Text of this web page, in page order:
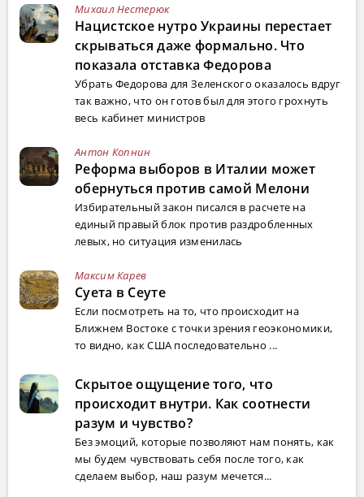
Михаил Нестерюк
Нацистское нутро Украины перестает
скрываться даже формально. Что
показала отставка Федорова
Убрать Федорова для Зеленского оказалось вдруг
так важно, что он готов был для этого грохнуть
весь кабинет министров
Антон Копнин
Реформа выборов в Италии может
обернуться против самой Мелони
Избирательный закон писался в расчете на
единый правый блок против раздробленных
левых, но ситуация изменилась
Максим Карев
Суета в Сеуте
Если посмотреть на то, что происходит на
Ближнем Востоке с точки зрения геоэкономики,
то видно, как США последовательно ...
Скрытое ощущение того, что
происходит внутри. Как соотнести
разум и чувство?
Без эмоций, которые позволяют нам понять, как
мы будем чувствовать себя после того, как
сделаем выбор, наш разум мечется...